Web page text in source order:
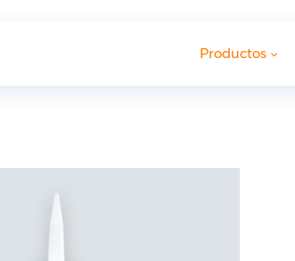
Productos